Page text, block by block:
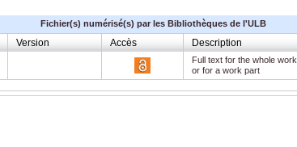
Fichier(s) numérisé(s) par les Bibliothèques de l'ULB
Version Accès Description
Full text for the whole work,
or for a work part